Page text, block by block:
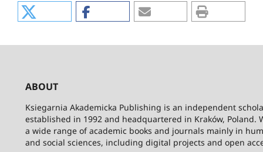
ABOUT
Ksiegarnia Akademicka Publishing is an independent
established in 1992 and headquartered in Kraków, Poland.
a wide range of academic books and journals mainly in
and social sciences, including digital projects and open